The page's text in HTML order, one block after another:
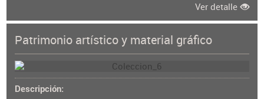
Ver detalle
Patrimonio artístico y material gráfico
Descripción